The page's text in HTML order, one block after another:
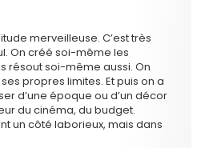
merveilleuse. C’est très
On créé soi-même les
résout soi-même aussi. On
propres limites. Et puis on a
d’une époque ou d’un décor
du cinéma, du budget.
un côté laborieux, mais dans